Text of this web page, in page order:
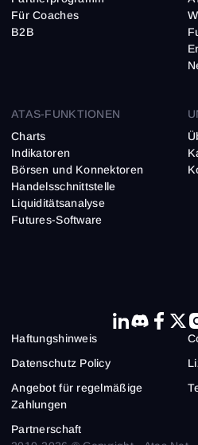
ATAS-FUNKTIONEN
Charts
Indikatoren
Börsen und Konnektoren
Handelsschnittstelle
Liquiditätsanalyse
Futures-Software
Für Coaches
B2B
Haftungs­hinweis
Datenschutz Policy
Angebot für regelmäßige
Zahlungen
Partnerschaft